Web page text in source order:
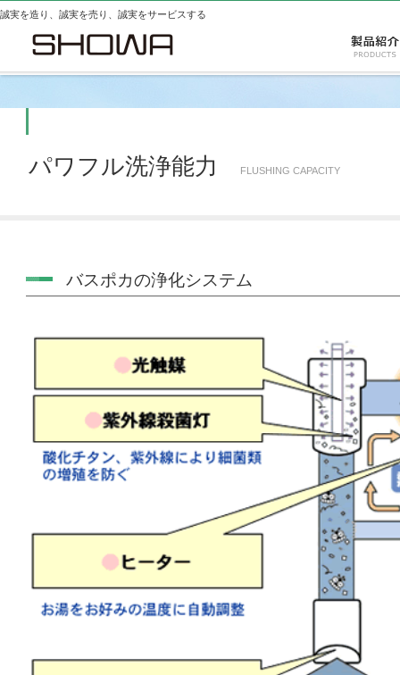
誠実を造り、誠実を売り、誠実をサービスする
パワフル洗浄能力 FLUSHING CAPACITY
バスポカの浄化システム